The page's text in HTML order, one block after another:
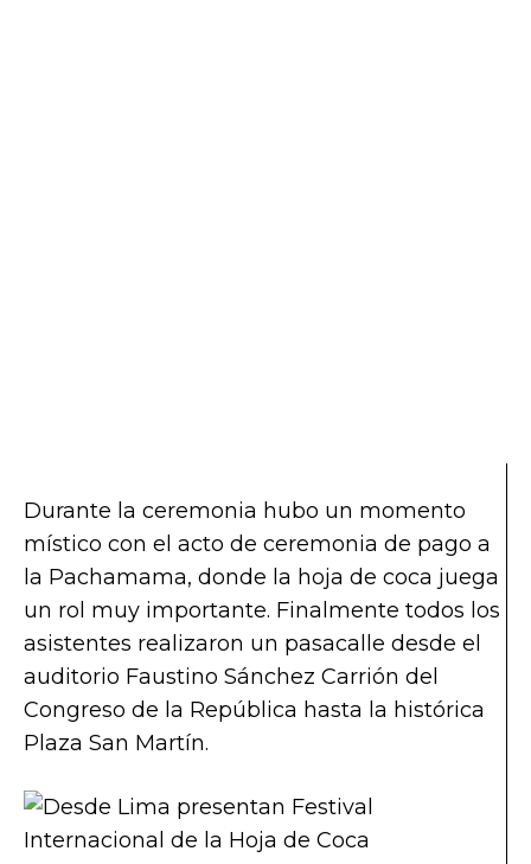
Durante la ceremonia hubo un momento
místico con el acto de ceremonia de pago a
la Pachamama, donde la hoja de coca juega
un rol muy importante. Finalmente todos los
asistentes realizaron un pasacalle desde el
auditorio Faustino Sánchez Carrión del
Congreso de la República hasta la histórica
Plaza San Martín.